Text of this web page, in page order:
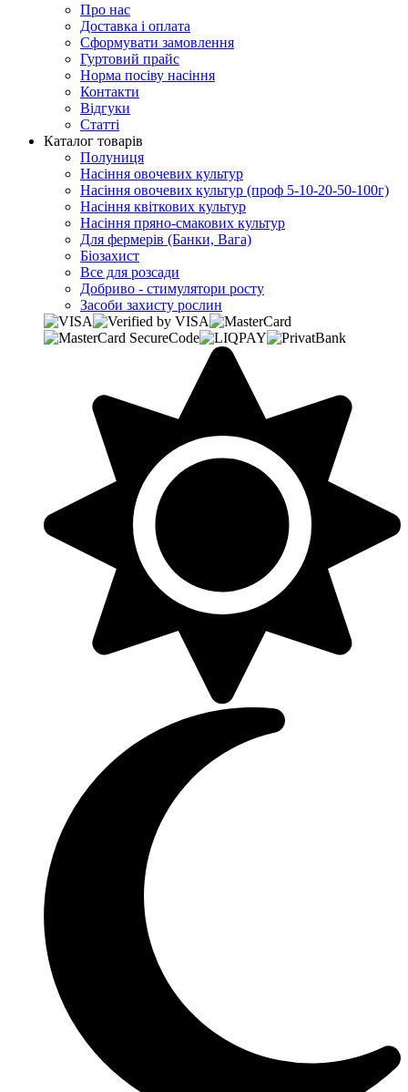
Про нас
Доставка і оплата
Сформувати замовлення
Гуртовий прайс
Норма посіву насіння
Контакти
Відгуки
Статті
Каталог товарів
Полуниця
Насіння овочевих культур
Насіння овочевих культур (проф 5-10-20-50-100г)
Насіння квіткових культур
Насіння пряно-смакових культур
Для фермерів (Банки, Вага)
Біозахист
Все для розсади
Добриво - стимулятори росту
Засоби захисту рослин